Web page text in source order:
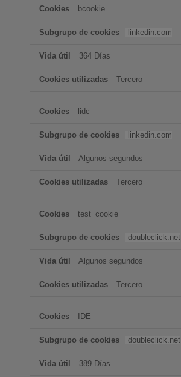
bcookie
linkedin.com
364 Días
Tercero
lidc
linkedin.com
Algunos segundos
Tercero
test_cookie
doubleclick.net
Algunos segundos
Tercero
IDE
doubleclick.net
389 Días